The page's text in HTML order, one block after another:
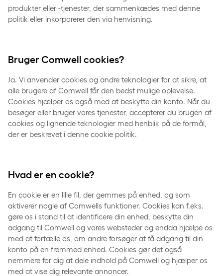
produkter eller -tjenester, der sammenkædes med denne
politik eller inkorporerer den via henvisning.
Bruger Comwell cookies?
Ja. Vi anvender cookies og andre teknologier for at sikre, at
alle brugere af Comwell får den bedst mulige oplevelse.
Cookies hjælper os også med at beskytte din konto. Når du
besøger eller bruger vores tjenester, accepterer du brugen af
cookies og lignende teknologier med henblik på de formål,
der er beskrevet i denne cookie politik.
Hvad er en cookie?
En cookie er en lille fil, der gemmes på enhed, og som
aktiverer nogle af Comwells funktioner. Cookies kan f.eks.
gøre os i stand til at identificere din enhed, beskytte din
adgang til Comwell og vores websteder og endda hjælpe os
med at fortælle os, om andre forsøger at få adgang til din
konto på en fremmed enhed. Cookies gør det også
nemmere for dig at dele indhold på Comwell og hjælper os
med at vise dig relevante annoncer.